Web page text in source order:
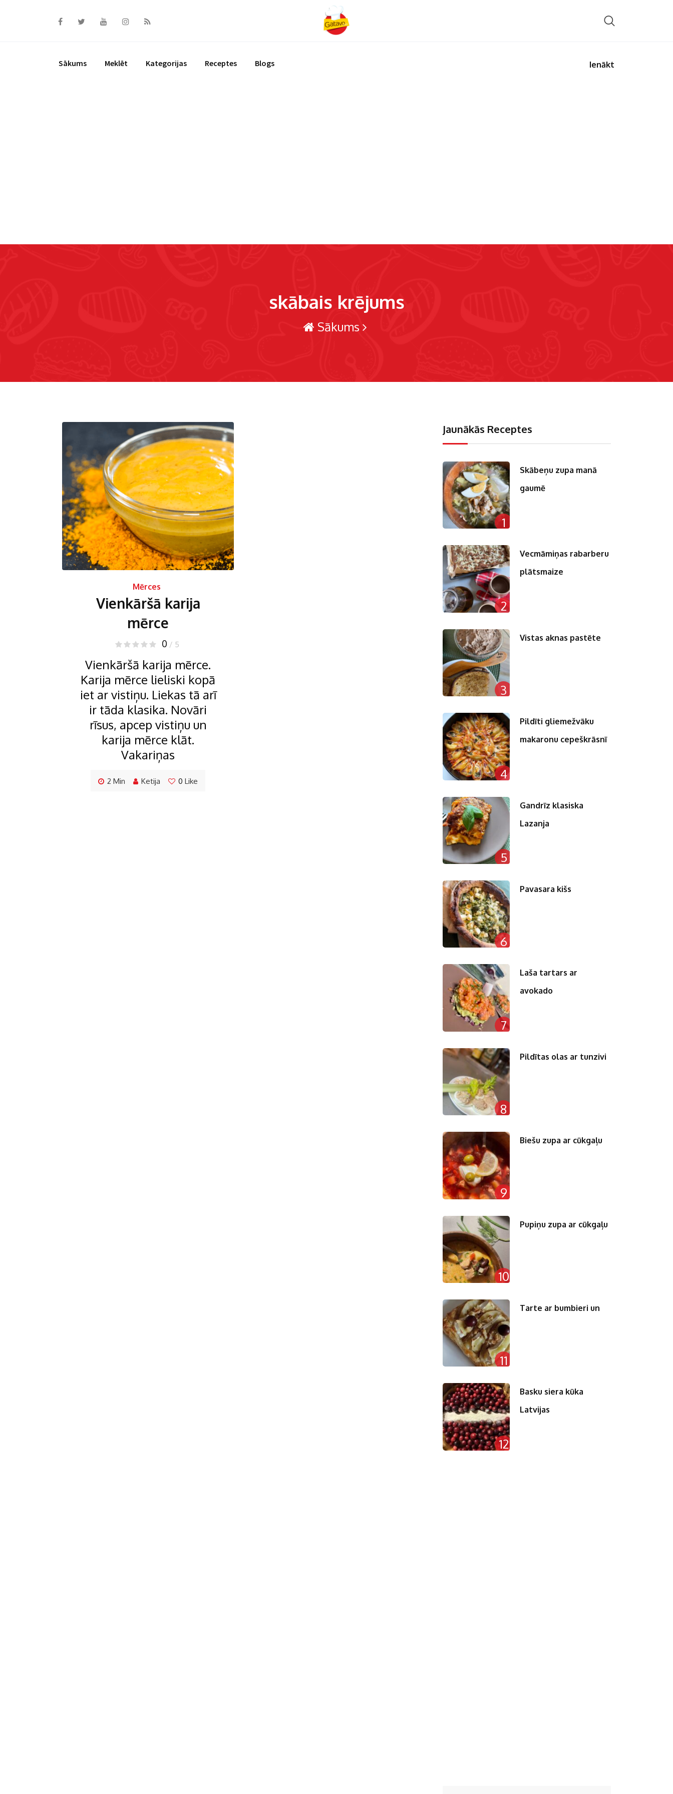
Sākums Meklēt Kategorijas Receptes Blogs Ienākt
skābais krējums
Sākums
Mērces
Vienkāršā karija
mērce
0 / 5
Vienkāršā karija mērce.
Karija mērce lieliski kopā
iet ar vistiņu. Liekas tā arī
ir tāda klasika. Novāri
rīsus, apcep vistiņu un
karija mērce klāt.
Vakariņas
2 Min Ketija 0 Like
Jaunākās Receptes
1
Skābeņu zupa manā
gaumē
2
Vecmāmiņas rabarberu
plātsmaize
3
Vistas aknas pastēte
4
Pildīti gliemežvāku
makaronu cepeškrāsnī
5
Gandrīz klasiska
Lazanja
6
Pavasara kišs
7
Laša tartars ar
avokado
8
Pildītas olas ar tunzivi
9
Biešu zupa ar cūkgaļu
10
Pupiņu zupa ar cūkgaļu
11
Tarte ar bumbieri un
12
Basku siera kūka
Latvijas